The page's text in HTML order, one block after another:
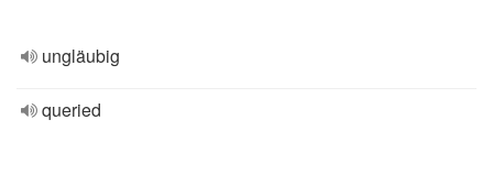
ungläubig
queried